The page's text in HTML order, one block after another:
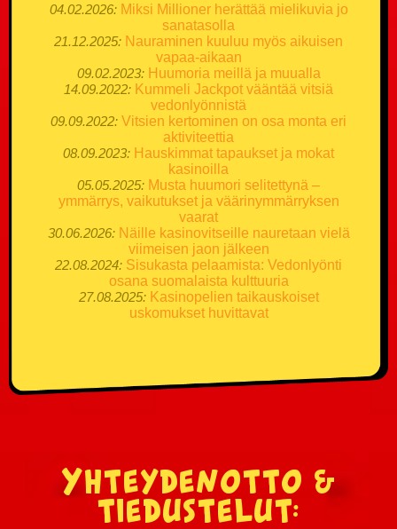
04.02.2026: Miksi Millioner herättää mielikuvia jo
sanatasolla
21.12.2025: Nauraminen kuuluu myös aikuisen
vapaa-aikaan
09.02.2023: Huumoria meillä ja muualla
14.09.2022: Kummeli Jackpot vääntää vitsiä
vedonlyönnistä
09.09.2022: Vitsien kertominen on osa monta eri
aktiviteettia
08.09.2023: Hauskimmat tapaukset ja mokat
kasinoilla
05.05.2025: Musta huumori selitettynä –
ymmärrys, vaikutukset ja väärinymmärryksen
vaarat
30.06.2026: Näille kasinovitseille nauretaan vielä
viimeisen jaon jälkeen
22.08.2024: Sisukasta pelaamista: Vedonlyönti
osana suomalaista kulttuuria
27.08.2025: Kasinopelien taikauskoiset
uskomukset huvittavat
Yhteydenotto &
tiedustelut: